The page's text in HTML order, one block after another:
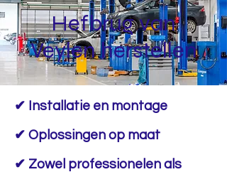
Hefbrug van
Veylen herstellen
✔ Installatie en montage
✔ Oplossingen op maat
✔ Zowel professionelen als